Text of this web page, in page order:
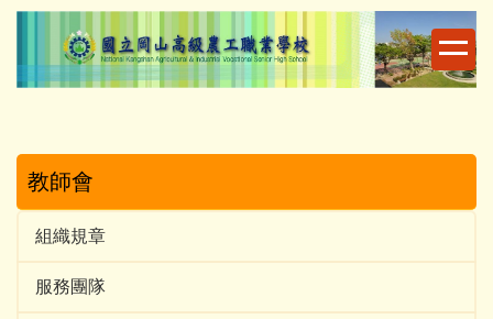
跳
主
教師會
組織規章
服務團隊